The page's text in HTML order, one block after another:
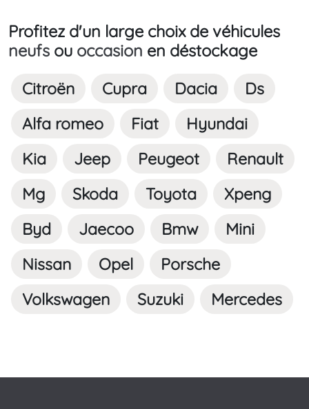
Profitez d'un large choix de véhicules
neufs ou occasion en déstockage
Citroën Cupra Dacia
Ds
Alfa romeo
Fiat
Hyundai
Kia
Jeep Peugeot
Renault
Mg
Skoda Toyota
Xpeng
Byd
Jaecoo Bmw
Mini
Nissan
Opel
Porsche
Volkswagen
Suzuki Mercedes